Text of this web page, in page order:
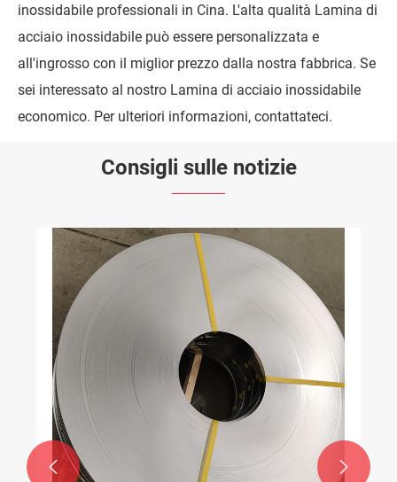
inossidabile professionali in Cina. L'alta qualità Lamina di
acciaio inossidabile può essere personalizzata e
all'ingrosso con il miglior prezzo dalla nostra fabbrica. Se
sei interessato al nostro Lamina di acciaio inossidabile
economico. Per ulteriori informazioni, contattateci.
Consigli sulle notizie
 